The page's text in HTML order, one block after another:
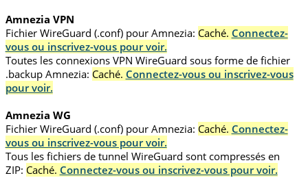
Amnezia VPN
Fichier WireGuard (.conf) pour Amnezia: Caché. Connectez-
vous ou inscrivez-vous pour voir.
Toutes les connexions VPN WireGuard sous forme de fichier
.backup Amnezia: Caché. Connectez-vous ou inscrivez-vous
pour voir.
Amnezia WG
Fichier WireGuard (.conf) pour Amnezia: Caché. Connectez-
vous ou inscrivez-vous pour voir.
Tous les fichiers de tunnel WireGuard sont compressés en
ZIP: Caché. Connectez-vous ou inscrivez-vous pour voir.